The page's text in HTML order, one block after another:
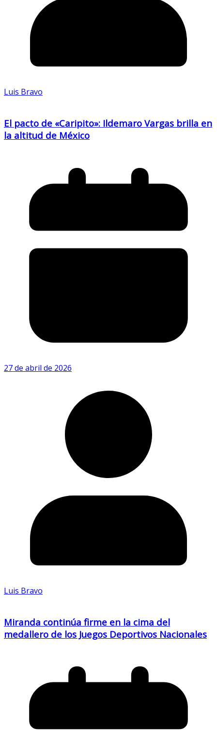
Luis Bravo
El pacto de «Caripito»: Ildemaro Vargas brilla en
la altitud de México
27 de abril de 2026
Luis Bravo
Miranda continúa firme en la cima del
medallero de los Juegos Deportivos Nacionales